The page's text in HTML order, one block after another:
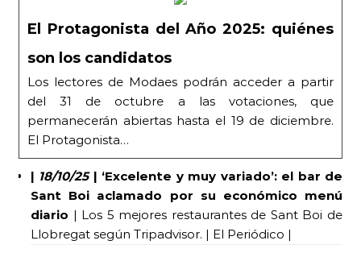
El Protagonista del Año 2025: quiénes
son los candidatos
Los lectores de Modaes podrán acceder a partir
del 31 de octubre a las votaciones, que
permanecerán abiertas hasta el 19 de diciembre.
El Protagonista…
| 18/10/25| ‘Excelente y muy variado’: el bar de
Sant Boi aclamado por su económico menú
diario | Los 5 mejores restaurantes de Sant Boi de
Llobregat según Tripadvisor. | El Periódico |